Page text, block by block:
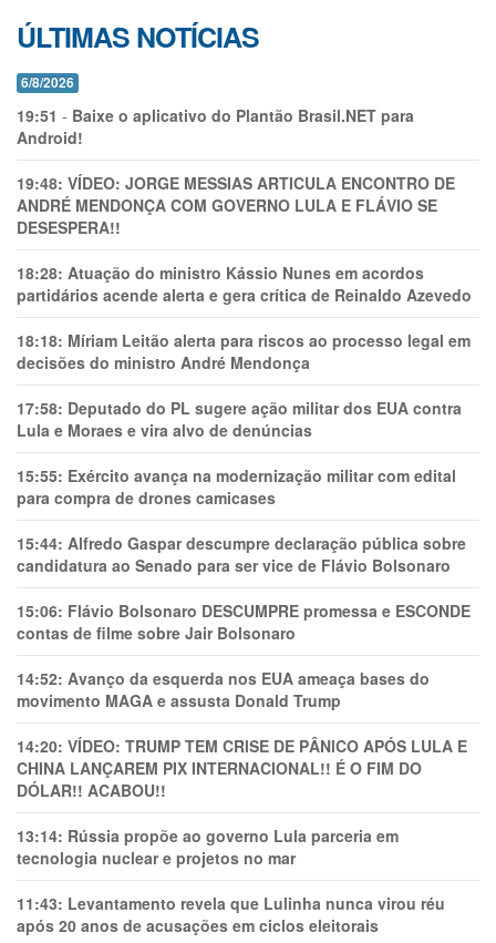
ÚLTIMAS NOTÍCIAS
6/8/2026
19:51 - Baixe o aplicativo do Plantão Brasil.NET para
Android!
19:48: VÍDEO: JORGE MESSIAS ARTICULA ENCONTRO DE
ANDRÉ MENDONÇA COM GOVERNO LULA E FLÁVIO SE
DESESPERA!!
18:28: Atuação do ministro Kássio Nunes em acordos
partidários acende alerta e gera crítica de Reinaldo Azevedo
18:18: Míriam Leitão alerta para riscos ao processo legal em
decisões do ministro André Mendonça
17:58: Deputado do PL sugere ação militar dos EUA contra
Lula e Moraes e vira alvo de denúncias
15:55: Exército avança na modernização militar com edital
para compra de drones camicases
15:44: Alfredo Gaspar descumpre declaração pública sobre
candidatura ao Senado para ser vice de Flávio Bolsonaro
15:06: Flávio Bolsonaro DESCUMPRE promessa e ESCONDE
contas de filme sobre Jair Bolsonaro
14:52: Avanço da esquerda nos EUA ameaça bases do
movimento MAGA e assusta Donald Trump
14:20: VÍDEO: TRUMP TEM CRlSE DE PÂNlCO APÓS LULA E
CHINA LANÇAREM PIX INTERNACIONAL!! É O FIM DO
DÓLAR!! ACABOU!!
13:14: Rússia propõe ao governo Lula parceria em
tecnologia nuclear e projetos no mar
11:43: Levantamento revela que Lulinha nunca virou réu
após 20 anos de acusações em ciclos eleitorais